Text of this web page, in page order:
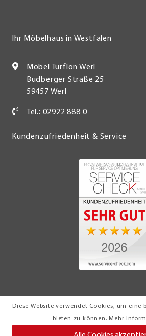
Diese Website verwendet Cookies, um eine
bieten zu können. Mehr
Ihr Möbelhaus in Westfalen
Möbel Turflon Werl
Budberger Straße 25
59457 Werl
Tel.: 02922 888 0
Kundenzufriedenheit & Service
Klemens Münstermann